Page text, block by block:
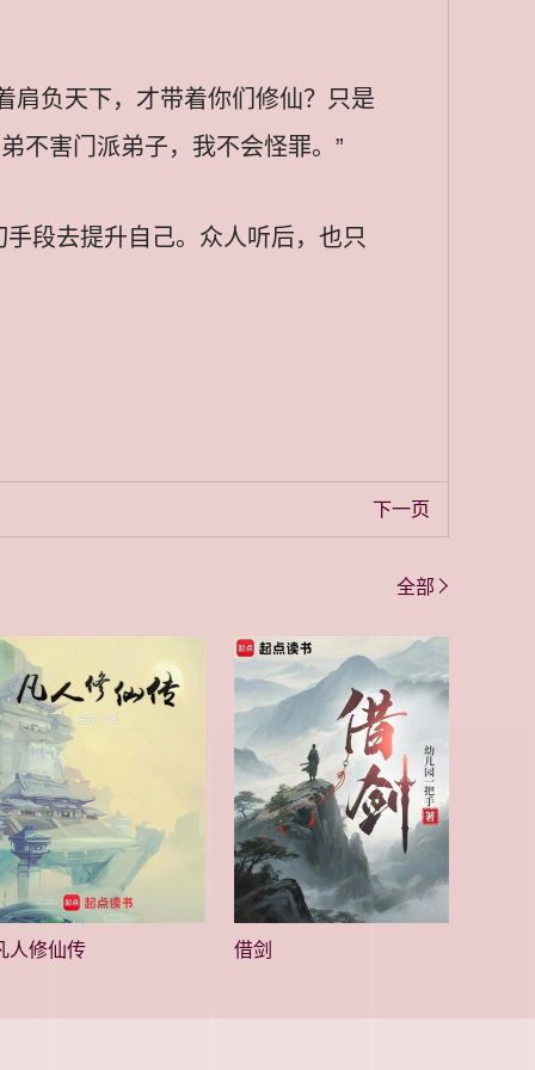
肩负天下，才带着你们修仙？只是
不害门派弟子，我不会怪罪。”
段去提升自己。众人听后，也只
下一页
全部
人修仙传 借剑